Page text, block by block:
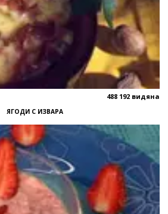
488 192 видяна
ЯГОДИ С ИЗВАРА